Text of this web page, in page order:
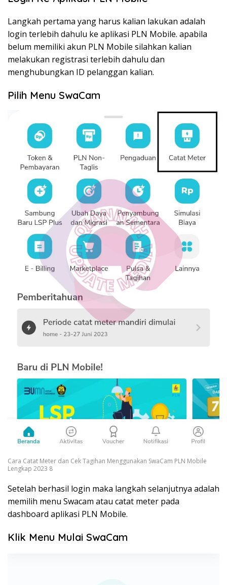
Langkah pertama yang harus kalian lakukan adalah
login terlebih dahulu ke aplikasi PLN Mobile. apabila
belum memiliki akun PLN Mobile silahkan kalian
melakukan registrasi terlebih dahulu dan
menghubungkan ID pelanggan kalian.
Pilih Menu SwaCam
Cara Catat Meter dan Cek Tagihan Menggunakan SwaCam PLN Mobile
Lengkap 2023 8
Setelah berhasil login maka langkah selanjutnya adalah
memilih menu Swacam atau catat meter pada
dashboard aplikasi PLN Mobile.
Klik Menu Mulai SwaCam